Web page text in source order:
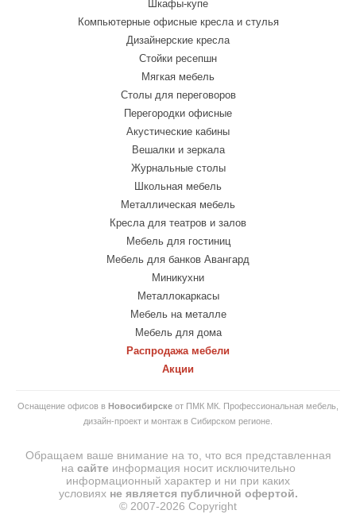
Шкафы-купе
Компьютерные офисные кресла и стулья
Дизайнерские кресла
Стойки ресепшн
Мягкая мебель
Столы для переговоров
Перегородки офисные
Акустические кабины
Вешалки и зеркала
Журнальные столы
Школьная мебель
Металлическая мебель
Кресла для театров и залов
Мебель для гостиниц
Мебель для банков Авангард
Миникухни
Металлокаркасы
Мебель на металле
Мебель для дома
Распродажа мебели
Акции
Оснащение офисов в Новосибирске от ПМК МК. Профессиональная мебель,
дизайн-проект и монтаж в Сибирском регионе.
Обращаем ваше внимание на то, что вся представленная
на сайте информация носит исключительно
информационный характер и ни при каких
условиях не является публичной офертой.
© 2007-2026 Copyright